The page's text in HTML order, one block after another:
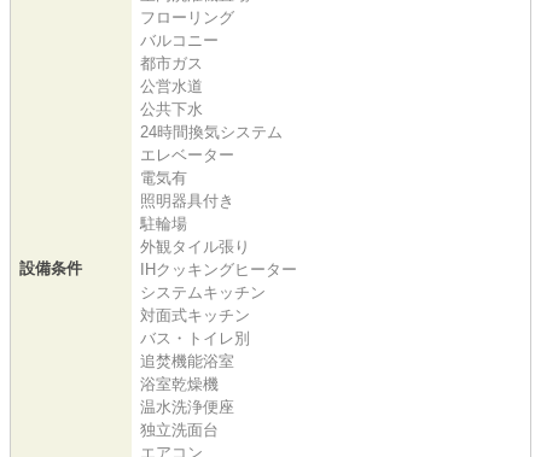
設備条件
フローリング
バルコニー
都市ガス
公営水道
公共下水
24時間換気システム
エレベーター
電気有
照明器具付き
駐輪場
外観タイル張り
IHクッキングヒーター
システムキッチン
対面式キッチン
バス・トイレ別
追焚機能浴室
浴室乾燥機
温水洗浄便座
独立洗面台
エアコン